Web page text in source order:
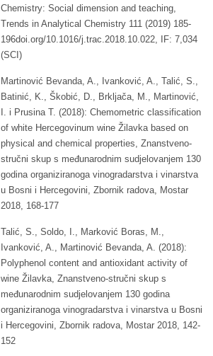
Chemistry: Social dimension and teaching,
Trends in Analytical Chemistry 111 (2019) 185-
196doi.org/10.1016/j.trac.2018.10.022, IF: 7,034
(SCI)
Martinović Bevanda, A., Ivanković, A., Talić, S.,
Batinić, K., Škobić, D., Brkljača, M., Martinović,
I. i Prusina T. (2018): Chemometric classification
of white Hercegovinum wine Žilavka based on
physical and chemical properties, Znanstveno-
stručni skup s međunarodnim sudjelovanjem 130
godina organiziranoga vinogradarstva i vinarstva
u Bosni i Hercegovini, Zbornik radova, Mostar
2018, 168-177
Talić, S., Soldo, I., Marković Boras, M.,
Ivanković, A., Martinović Bevanda, A. (2018):
Polyphenol content and antioxidant activity of
wine Žilavka, Znanstveno-stručni skup s
međunarodnim sudjelovanjem 130 godina
organiziranoga vinogradarstva i vinarstva u Bosni
i Hercegovini, Zbornik radova, Mostar 2018, 142-
152